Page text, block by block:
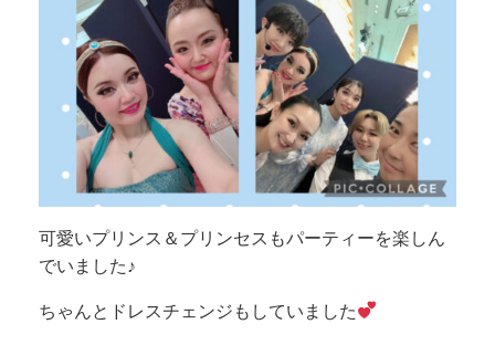
可愛いプリンス＆プリンセスもパーティーを楽しん
でいました♪
ちゃんとドレスチェンジもしていました